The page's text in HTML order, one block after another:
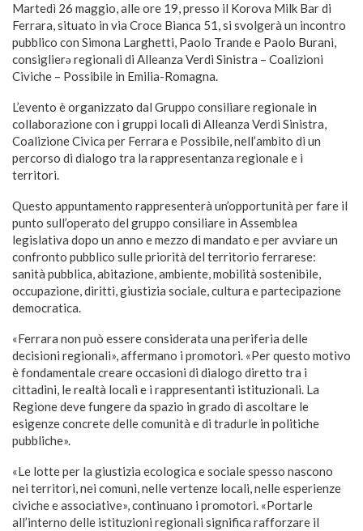
Martedì 26 maggio, alle ore 19, presso il Korova Milk Bar di
Ferrara, situato in via Croce Bianca 51, si svolgerà un incontro
pubblico con Simona Larghetti, Paolo Trande e Paolo Burani,
consiglierə regionali di Alleanza Verdi Sinistra – Coalizioni
Civiche – Possibile in Emilia-Romagna.
L’evento è organizzato dal Gruppo consiliare regionale in
collaborazione con i gruppi locali di Alleanza Verdi Sinistra,
Coalizione Civica per Ferrara e Possibile, nell’ambito di un
percorso di dialogo tra la rappresentanza regionale e i
territori.
Questo appuntamento rappresenterà un’opportunità per fare il
punto sull’operato del gruppo consiliare in Assemblea
legislativa dopo un anno e mezzo di mandato e per avviare un
confronto pubblico sulle priorità del territorio ferrarese:
sanità pubblica, abitazione, ambiente, mobilità sostenibile,
occupazione, diritti, giustizia sociale, cultura e partecipazione
democratica.
«Ferrara non può essere considerata una periferia delle
decisioni regionali», affermano i promotori. «Per questo motivo
è fondamentale creare occasioni di dialogo diretto tra i
cittadini, le realtà locali e i rappresentanti istituzionali. La
Regione deve fungere da spazio in grado di ascoltare le
esigenze concrete delle comunità e di tradurle in politiche
pubbliche».
«Le lotte per la giustizia ecologica e sociale spesso nascono
nei territori, nei comuni, nelle vertenze locali, nelle esperienze
civiche e associative», continuano i promotori. «Portarle
all’interno delle istituzioni regionali significa rafforzare il